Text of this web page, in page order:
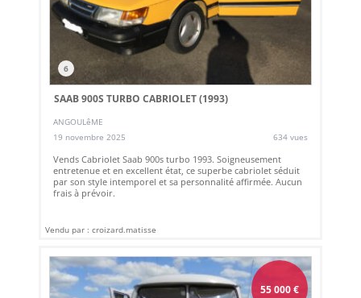
6
SAAB 900S TURBO CABRIOLET (1993)
ANGOULêME
19 novembre 2025
634 vues
Vends Cabriolet Saab 900s turbo 1993. Soigneusement
entretenue et en excellent état, ce superbe cabriolet séduit
par son style intemporel et sa personnalité affirmée. Aucun
frais à prévoir.
Vendu par : croizard.matisse
55 000€